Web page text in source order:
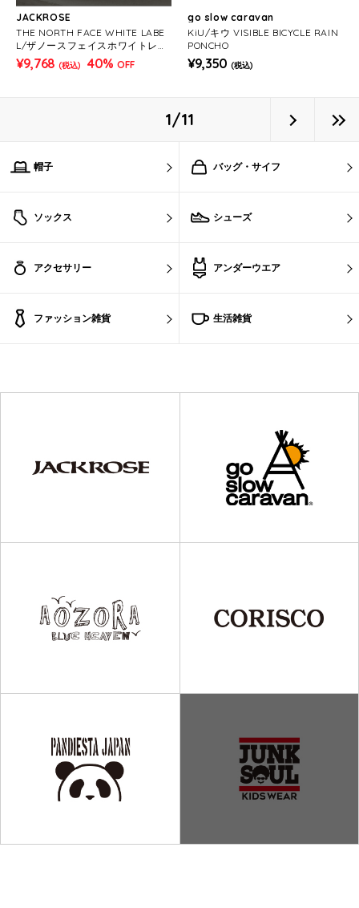
JACKROSE
THE NORTH FACE WHITE LABE
L/ザノースフェイスホワイトレー
ベル BONNEY DUFFLE BAG
¥9,768 (税込) 40% OFF
go slow caravan
KiU/キウ VISIBLE BICYCLE RAIN
PONCHO
¥9,350 (税込)
1/11
帽子 バッグ・サイフ
ソックス シューズ
アクセサリー アンダーウエア
ファッション雑貨 生活雑貨